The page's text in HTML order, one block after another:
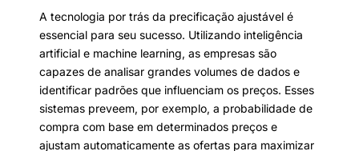
A tecnologia por trás da precificação ajustável é
essencial para seu sucesso. Utilizando inteligência
artificial e machine learning, as empresas são
capazes de analisar grandes volumes de dados e
identificar padrões que influenciam os preços. Esses
sistemas preveem, por exemplo, a probabilidade de
compra com base em determinados preços e
ajustam automaticamente as ofertas para maximizar